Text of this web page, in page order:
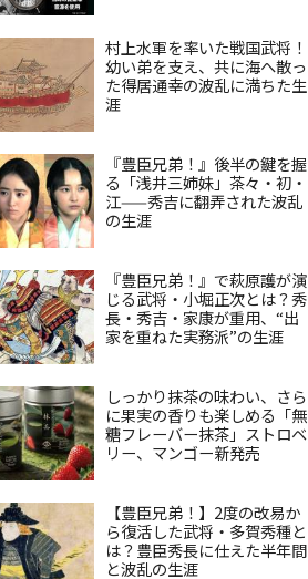
村上水軍を率いた戦国武将！
幼い弟を支え、共に海へ散っ
た得居通幸の波乱に満ちた生
涯
『豊臣兄弟！』後半の鍵を握
る「浅井三姉妹」茶々・初・
江——秀吉に翻弄された波乱
の生涯
『豊臣兄弟！』で萩原護が演
じる武将・小堀正次とは？秀
長・秀吉・家康が重用、“出
家を重ねた実務派”の生涯
しっかり抹茶の味わい、さら
に果実の香りも楽しめる「無
糖フレーバー抹茶」ストロベ
リー、マンゴー新発売
【豊臣兄弟！】2度の改易か
ら復活した武将・多賀秀種と
は？豊臣秀長に仕えた半年間
と波乱の生涯